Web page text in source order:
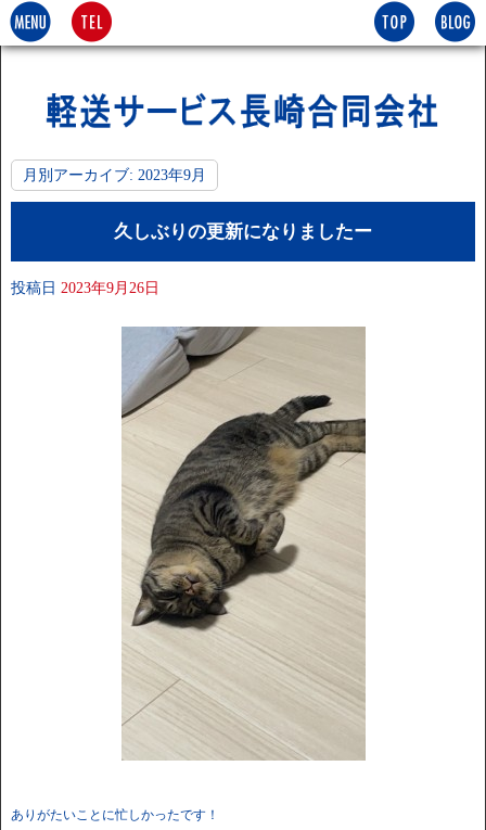
月別アーカイブ: 2023年9月
久しぶりの更新になりましたー
投稿日 2023年9月26日
ありがたいことに忙しかったです！